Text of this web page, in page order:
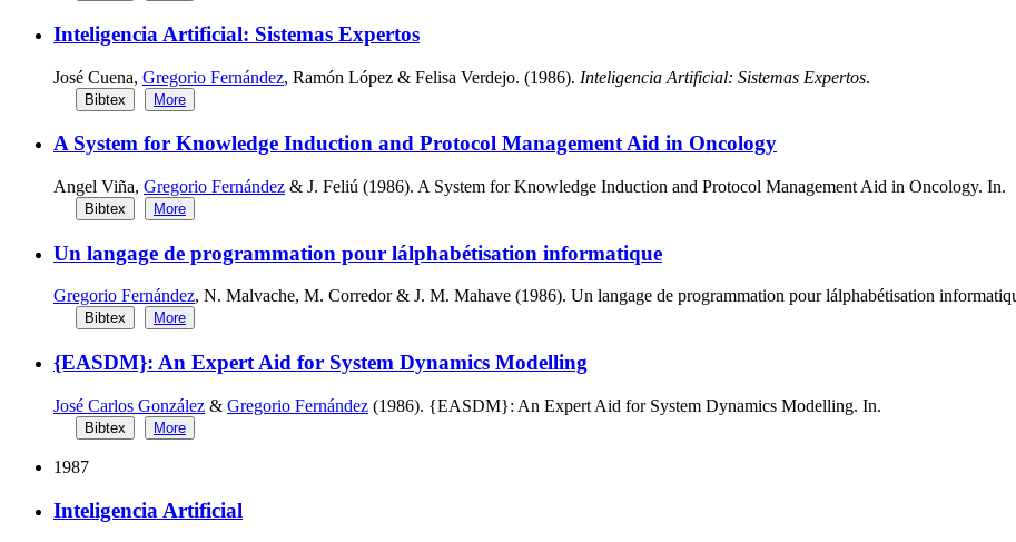
Inteligencia Artificial: Sistemas Expertos
José Cuena, Gregorio Fernández, Ramón López & Felisa Verdejo. (1986). Inteligencia Artificial: Sistemas Expertos.
Bibtex More
A System for Knowledge Induction and Protocol Management Aid in Oncology
Angel Viña, Gregorio Fernández & J. Feliú (1986). A System for Knowledge Induction and Protocol Management Aid in Oncology. In.
Bibtex More
Un langage de programmation pour lálphabétisation informatique
Gregorio Fernández, N. Malvache, M. Corredor & J. M. Mahave (1986). Un langage de programmation pour lálphabétisation
Bibtex More
{EASDM}: An Expert Aid for System Dynamics Modelling
José Carlos González & Gregorio Fernández (1986). {EASDM}: An Expert Aid for System Dynamics Modelling. In.
Bibtex More
1987
Inteligencia Artificial